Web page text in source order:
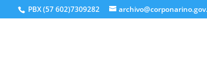
PBX (57 602)7309282